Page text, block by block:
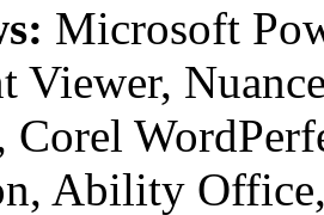
Microsoft
Viewer,
Corel
Ability